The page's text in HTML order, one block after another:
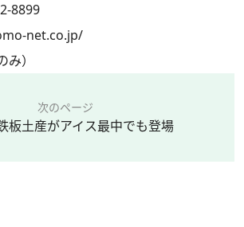
8899
net.co.jp/
）
次のページ
板土産がアイス最中でも登場